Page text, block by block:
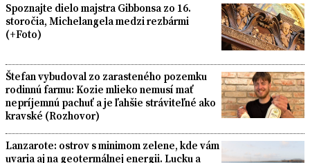
Spoznajte dielo majstra Gibbonsa zo 16.
storočia, Michelangela medzi rezbármi
(+Foto)
Štefan vybudoval zo zarasteného pozemku
rodinnú farmu: Kozie mlieko nemusí mať
nepríjemnú pachuť a je ľahšie stráviteľné ako
kravské (Rozhovor)
Lanzarote: ostrov s minimom zelene, kde vám
uvaria aj na geotermálnej energii. Lucku a